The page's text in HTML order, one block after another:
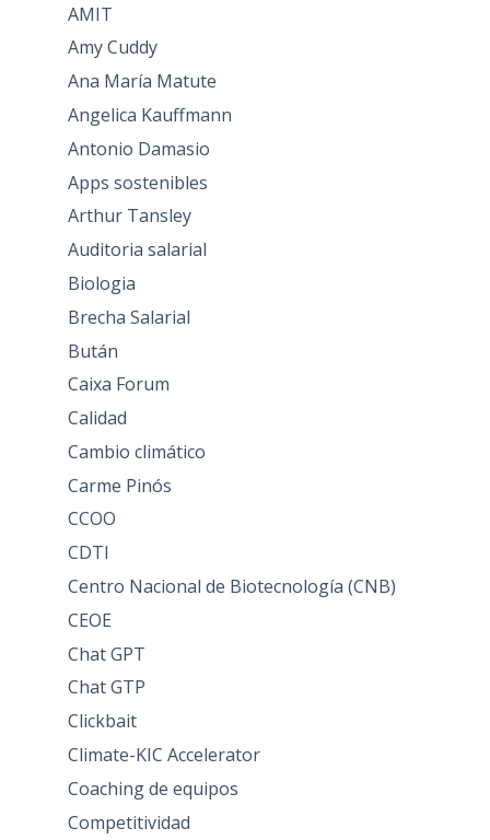
AMIT
Amy Cuddy
Ana María Matute
Angelica Kauffmann
Antonio Damasio
Apps sostenibles
Arthur Tansley
Auditoria salarial
Biologia
Brecha Salarial
Bután
Caixa Forum
Calidad
Cambio climático
Carme Pinós
CCOO
CDTI
Centro Nacional de Biotecnología (CNB)
CEOE
Chat GPT
Chat GTP
Clickbait
Climate-KIC Accelerator
Coaching de equipos
Competitividad